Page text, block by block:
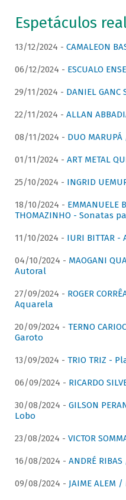
Espetáculos
13/12/2024 - CAMALEON
06/12/2024 - ESCUALO
29/11/2024 - DANIEL GANC
22/11/2024 - ALLAN
08/11/2024 - DUO
01/11/2024 - ART METAL
25/10/2024 - INGRID
18/10/2024 - EMMANUELE
THOMAZINHO - Sonatas
11/10/2024 - IURI BITTAR -
04/10/2024 - MAOGANI
Autoral
27/09/2024 - ROGER
Aquarela
20/09/2024 - TERNO
Garoto
13/09/2024 - TRIO TRIZ -
06/09/2024 - RICARDO
30/08/2024 - GILSON
Lobo
23/08/2024 - VICTOR
16/08/2024 - ANDRÉ
09/08/2024 - JAIME ALEM